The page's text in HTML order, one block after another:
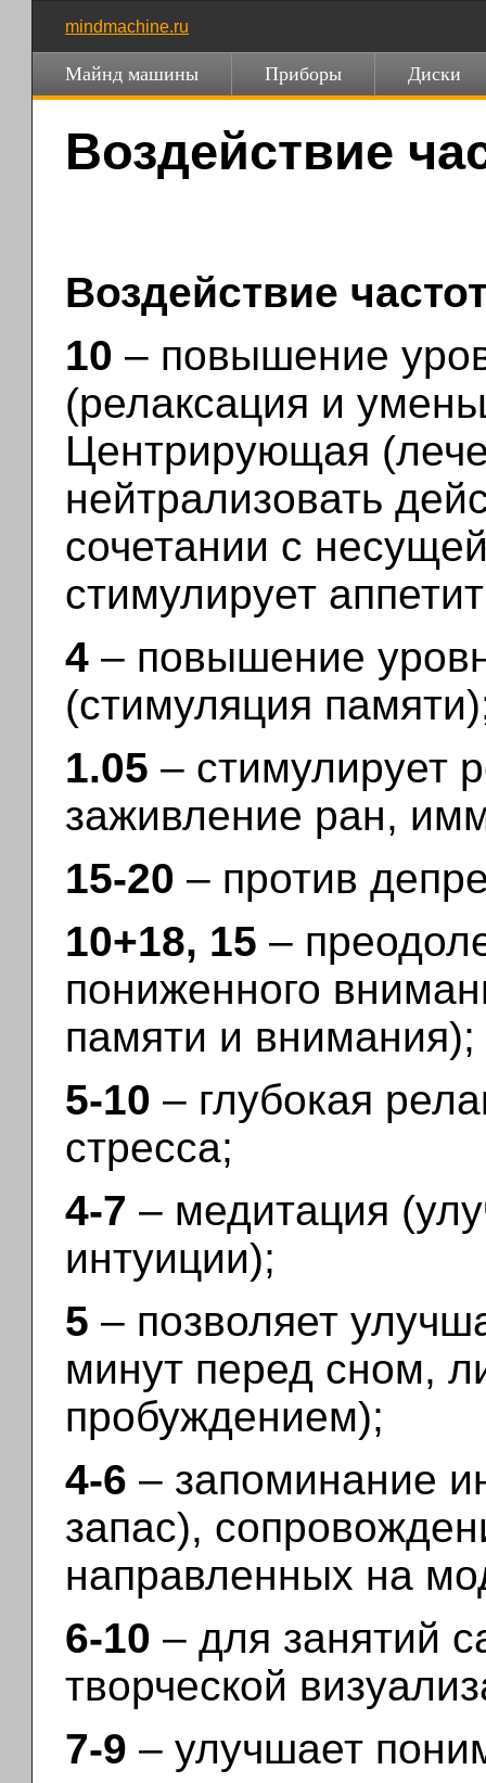
mindmachine.ru
Майнд машины Приборы Диски
Воздействие
Воздействие
10 – повышение
(релаксация и
Центрирующая
нейтрализовать
сочетании с
стимулирует
4 – повышение
(стимуляция
1.05 – стимулирует
заживление ран,
15-20 – против
10+18, 15 –
пониженного
памяти и внимания);
5-10 – глубокая
стресса;
4-7 – медитация
интуиции);
5 – позволяет
минут перед сном,
пробуждением);
4-6 – запоминание
запас),
направленных на
6-10 – для занятий
творческой
7-9 – улучшает